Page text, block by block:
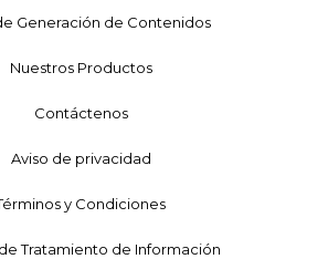
Generación de Contenidos
Nuestros Productos
Contáctenos
Aviso de privacidad
y Condiciones
Tratamiento de Información